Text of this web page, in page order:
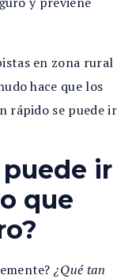
ir
que
¿Qué tan